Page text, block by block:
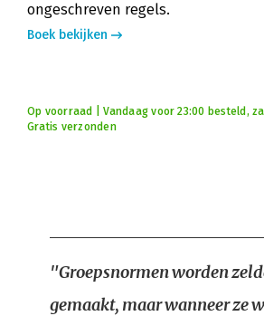
ongeschreven regels.
Boek bekijken
Op voorraad | Vandaag voor 23:00 besteld,
Gratis verzonden
"Groepsnormen worden
gemaakt, maar wanneer ze